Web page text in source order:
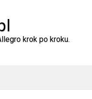
krok po kroku.